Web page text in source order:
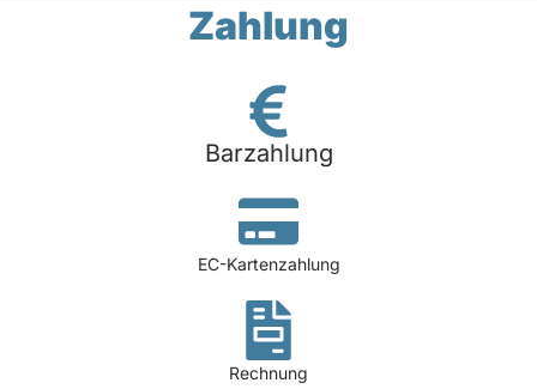
Zahlung
Barzahlung
EC-Kartenzahlung
Rechnung